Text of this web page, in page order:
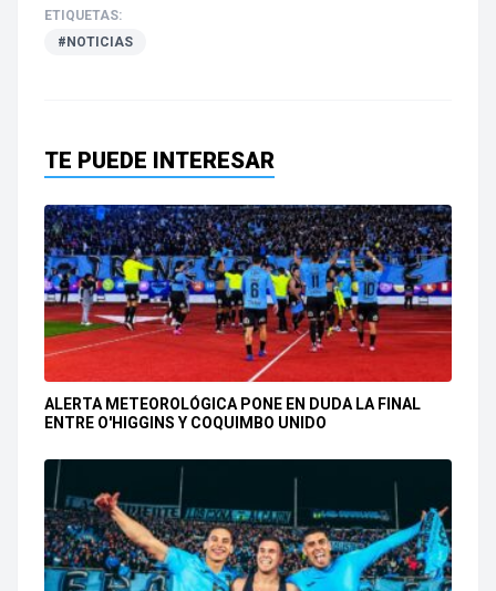
ETIQUETAS:
#NOTICIAS
TE PUEDE INTERESAR
ALERTA METEOROLÓGICA PONE EN DUDA LA FINAL
ENTRE O'HIGGINS Y COQUIMBO UNIDO